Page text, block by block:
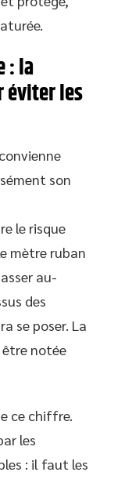
: la
éviter les
son
le risque
mètre ruban
au-
des
se poser. La
notée
ce chiffre.
les
: il faut les